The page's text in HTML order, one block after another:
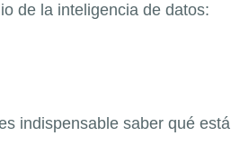
de la inteligencia de datos:
indispensable saber qué